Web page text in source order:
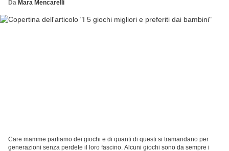
Da Mara Mencarelli
Care mamme parliamo dei giochi e di quanti di questi si tramandano per
generazioni senza perdete il loro fascino. Alcuni giochi sono da sempre i